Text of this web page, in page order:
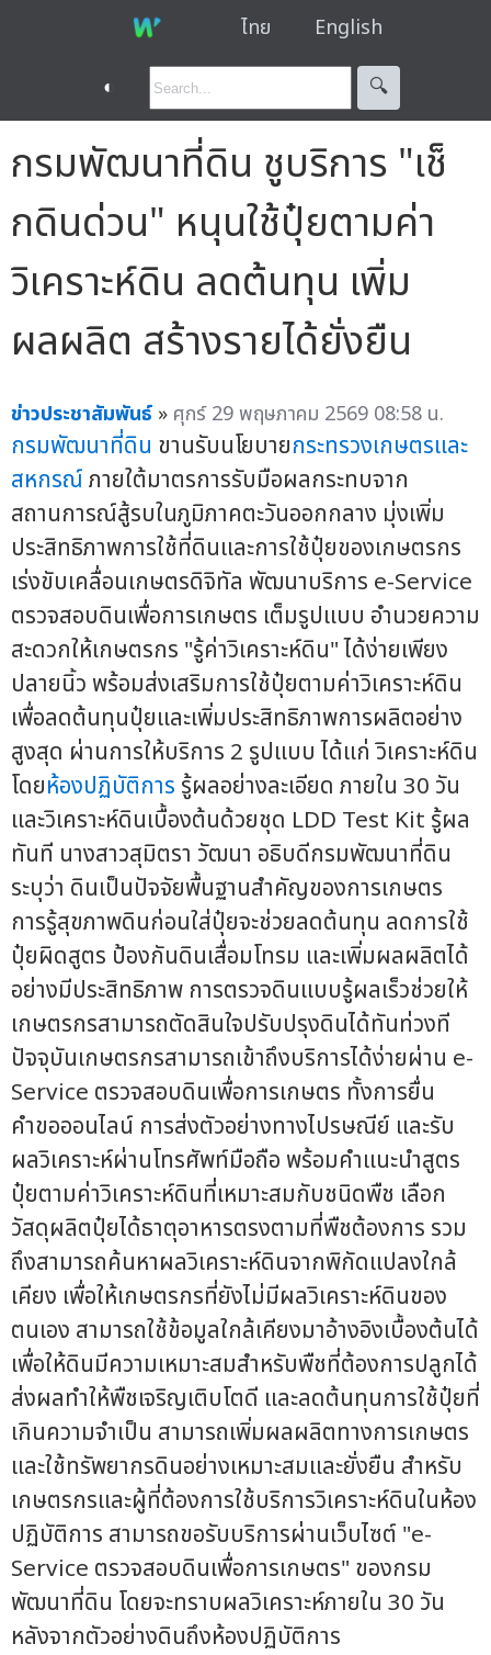
ไทย English
◐ 🔍︎
กรมพัฒนาที่ดิน ชูบริการ "เช็
กดินด่วน" หนุนใช้ปุ๋ยตามค่า
วิเคราะห์ดิน ลดต้นทุน เพิ่ม
ผลผลิต สร้างรายได้ยั่งยืน
ข่าวประชาสัมพันธ์ » ศุกร์ 29 พฤษภาคม 2569 08:58 น.
กรมพัฒนาที่ดิน ขานรับนโยบายกระทรวงเกษตรและ
สหกรณ์ภายใต้มาตรการรับมือผลกระทบจาก
สถานการณ์สู้รบในภูมิภาคตะวันออกกลาง มุ่งเพิ่ม
ประสิทธิภาพการใช้ที่ดินและการใช้ปุ๋ยของเกษตรกร
เร่งขับเคลื่อนเกษตรดิจิทัล พัฒนาบริการ e-Service
ตรวจสอบดินเพื่อการเกษตร เต็มรูปแบบ อำนวยความ
สะดวกให้เกษตรกร "รู้ค่าวิเคราะห์ดิน" ได้ง่ายเพียง
ปลายนิ้ว พร้อมส่งเสริมการใช้ปุ๋ยตามค่าวิเคราะห์ดิน
เพื่อลดต้นทุนปุ๋ยและเพิ่มประสิทธิภาพการผลิตอย่าง
สูงสุด ผ่านการให้บริการ 2 รูปแบบ ได้แก่ วิเคราะห์ดิน
โดยห้องปฏิบัติการ รู้ผลอย่างละเอียด ภายใน 30 วัน
และวิเคราะห์ดินเบื้องต้นด้วยชุด LDD Test Kit รู้ผล
ทันที นางสาวสุมิตรา วัฒนา อธิบดีกรมพัฒนาที่ดิน
ระบุว่า ดินเป็นปัจจัยพื้นฐานสำคัญของการเกษตร
การรู้สุขภาพดินก่อนใส่ปุ๋ยจะช่วยลดต้นทุน ลดการใช้
ปุ๋ยผิดสูตร ป้องกันดินเสื่อมโทรม และเพิ่มผลผลิตได้
อย่างมีประสิทธิภาพ การตรวจดินแบบรู้ผลเร็วช่วยให้
เกษตรกรสามารถตัดสินใจปรับปรุงดินได้ทันท่วงที
ปัจจุบันเกษตรกรสามารถเข้าถึงบริการได้ง่ายผ่าน e-
Service ตรวจสอบดินเพื่อการเกษตร ทั้งการยื่น
คำขอออนไลน์ การส่งตัวอย่างทางไปรษณีย์ และรับ
ผลวิเคราะห์ผ่านโทรศัพท์มือถือ พร้อมคำแนะนำสูตร
ปุ๋ยตามค่าวิเคราะห์ดินที่เหมาะสมกับชนิดพืช เลือก
วัสดุผลิตปุ๋ยได้ธาตุอาหารตรงตามที่พืชต้องการ รวม
ถึงสามารถค้นหาผลวิเคราะห์ดินจากพิกัดแปลงใกล้
เคียง เพื่อให้เกษตรกรที่ยังไม่มีผลวิเคราะห์ดินของ
ตนเอง สามารถใช้ข้อมูลใกล้เคียงมาอ้างอิงเบื้องต้นได้
เพื่อให้ดินมีความเหมาะสมสำหรับพืชที่ต้องการปลูกได้
ส่งผลทำให้พืชเจริญเติบโตดี และลดต้นทุนการใช้ปุ๋ยที่
เกินความจำเป็น สามารถเพิ่มผลผลิตทางการเกษตร
และใช้ทรัพยากรดินอย่างเหมาะสมและยั่งยืน สำหรับ
เกษตรกรและผู้ที่ต้องการใช้บริการวิเคราะห์ดินในห้อง
ปฏิบัติการ สามารถขอรับบริการผ่านเว็บไซต์ "e-
Service ตรวจสอบดินเพื่อการเกษตร" ของกรม
พัฒนาที่ดิน โดยจะทราบผลวิเคราะห์ภายใน 30 วัน
หลังจากตัวอย่างดินถึงห้องปฏิบัติการ